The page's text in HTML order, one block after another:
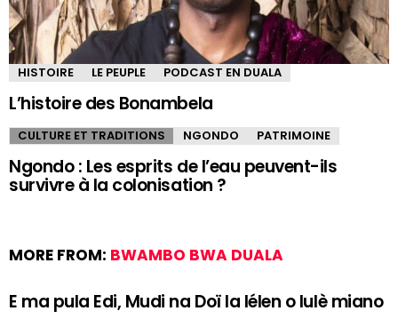
HISTOIRE LE PEUPLE PODCAST EN DUALA
L’histoire des Bonambela
CULTURE ET TRADITIONS NGONDO PATRIMOINE
Ngondo : Les esprits de l’eau peuvent-ils
survivre à la colonisation ?
MORE FROM: BWAMBO BWA DUALA
E ma pula Edi, Mudi na Doï la lélen o lulè miano